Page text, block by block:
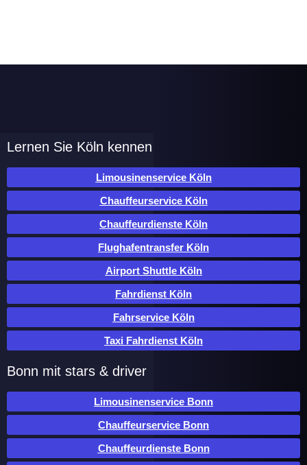
Lernen Sie Köln kennen
Limousinenservice Köln
Chauffeurservice Köln
Chauffeurdienste Köln
Flughafentransfer Köln
Airport Shuttle Köln
Fahrdienst Köln
Fahrservice Köln
Taxi Fahrdienst Köln
Bonn mit stars & driver
Limousinenservice Bonn
Chauffeurservice Bonn
Chauffeurdienste Bonn